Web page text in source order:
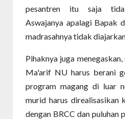
pesantren itu saja
Aswajanya apalagi Bapak
madrasahnya tidak
Pihaknya juga
Ma'arif NU harus berani
program magang di luar
murid harus direalisasikan
dengan BRCC dan puluhan